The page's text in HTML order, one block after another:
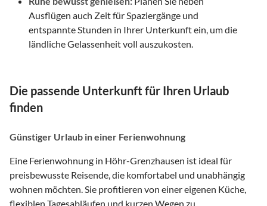
Ausflügen auch Zeit für Spaziergänge und
entspannte Stunden in Ihrer Unterkunft ein, um die
ländliche Gelassenheit voll auszukosten.
Die passende Unterkunft für Ihren Urlaub
finden
Günstiger Urlaub in einer Ferienwohnung
Eine Ferienwohnung in Höhr-Grenzhausen ist ideal für
preisbewusste Reisende, die komfortabel und unabhängig
wohnen möchten. Sie profitieren von einer eigenen Küche,
flexiblen Tagesabläufen und kurzen Wegen zu